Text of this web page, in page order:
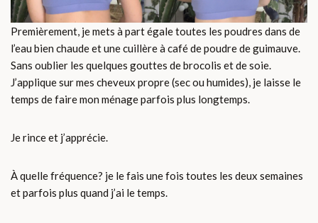
Premièrement, je mets à part égale toutes les poudres dans de
l’eau bien chaude et une cuillère à café de poudre de guimauve.
Sans oublier les quelques gouttes de brocolis et de soie.
J’applique sur mes cheveux propre (sec ou humides), je laisse le
temps de faire mon ménage parfois plus longtemps.
Je rince et j’apprécie.
À quelle fréquence? je le fais une fois toutes les deux semaines
et parfois plus quand j’ai le temps.